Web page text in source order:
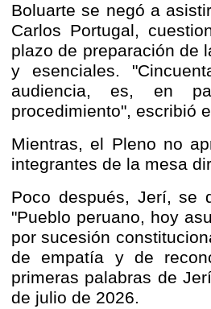
Boluarte se negó a
Carlos Portugal,
plazo de preparación de
y esenciales.
audiencia, es, en
procedimiento", escribió
Mientras, el Pleno no
integrantes de la mesa
Poco después, Jerí, se
"Pueblo peruano, hoy
por sucesión
de empatía y de
primeras palabras de
de julio de 2026.